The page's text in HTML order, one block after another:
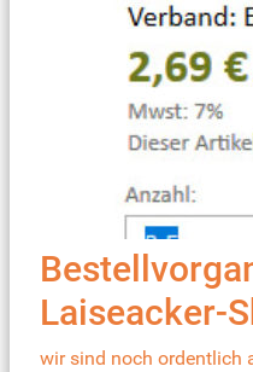
Laiseacker-
wir sind noch ordentlich